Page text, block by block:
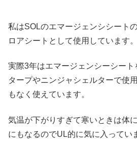
私はSOLのエマージェンシシート
ロアシートとして使用しています。
実際3年はエマージェンシーシー
タープやニンジャシェルターで使
もなく使えています。
気温が下がりすぎて寒いときは体
にもなるのでUL的に気に入ってい